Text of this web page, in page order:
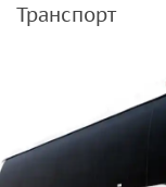
Транспорт